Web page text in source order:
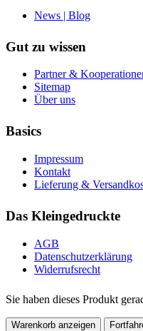
News | Blog
Gut zu wissen
Partner &
Sitemap
Über uns
Basics
Impressum
Kontakt
Lieferung &
Das Kleingedruckte
AGB
Datenschutzerklärung
Widerrufsrecht
Sie haben dieses Produkt
Warenkorb anzeigen